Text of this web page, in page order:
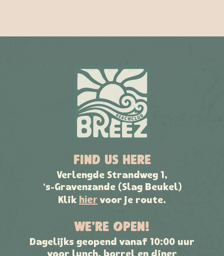
FIND US HERE
Verlengde Strandweg 1,
‘s-Gravenzande (Slag Beukel)
Klik hier voor je route.
WE’RE OPEN!
Dagelijks geopend vanaf 10:00 uur